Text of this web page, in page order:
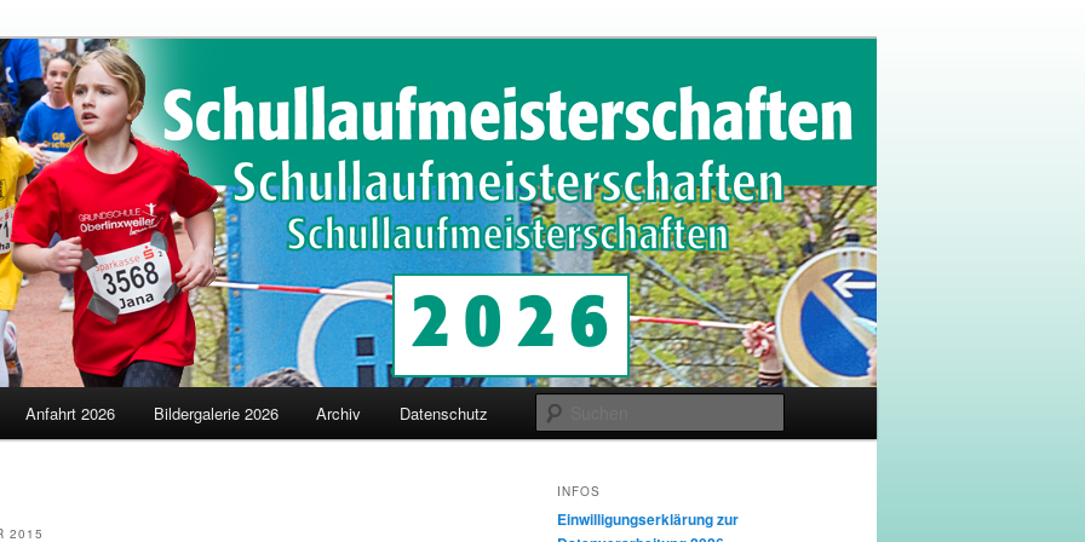
in Merzig
Anfahrt 2026 Bildergalerie 2026 Archiv Datenschutz
2015
INFOS
Einwilligungserklärung zur